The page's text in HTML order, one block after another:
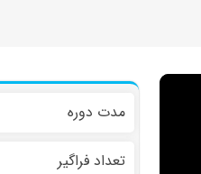
مدت دوره
تعداد فراگیر